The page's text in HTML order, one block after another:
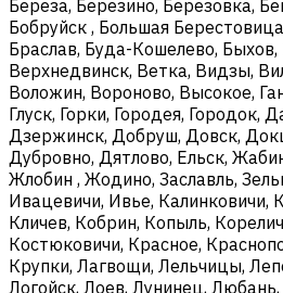
Береза, Березино, Березовка,
Бобруйск , Большая
Браслав, Буда-Кошелево, Быхов,
Верхнедвинск, Ветка, Видзы,
Воложин, Вороново, Высокое,
Глуск, Горки, Городея, Городок,
Дзержинск, Добруш, Довск,
Дубровно, Дятлово, Ельск,
Жлобин , Жодино, Заславль,
Ивацевичи, Ивье, Калинковичи,
Кличев, Кобрин, Копыль,
Костюковичи, Красное,
Крупки, Лагвощи, Лельчицы,
Логойск, Лоев, Лунинец,